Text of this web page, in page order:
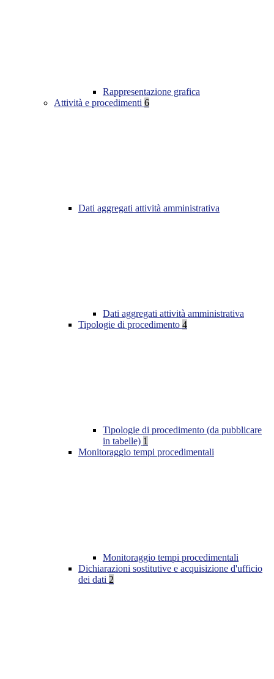
Rappresentazione grafica
Attività e procedimenti 6
Dati aggregati attività amministrativa
Dati aggregati attività amministrativa
Tipologie di procedimento 4
Tipologie di procedimento (da pubblicare
in tabelle) 1
Monitoraggio tempi procedimentali
Monitoraggio tempi procedimentali
Dichiarazioni sostitutive e acquisizione d'ufficio
dei dati 2